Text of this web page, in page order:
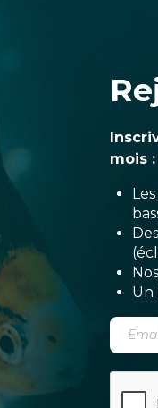
mois :
Un